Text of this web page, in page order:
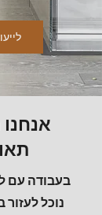
בעבודה עם
נוכל